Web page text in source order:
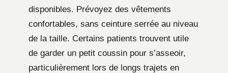
disponibles. Prévoyez des vêtements
confortables, sans ceinture serrée au niveau
de la taille. Certains patients trouvent utile
de garder un petit coussin pour s’asseoir,
particulièrement lors de longs trajets en